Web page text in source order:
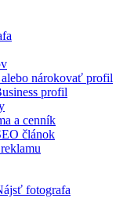
nárokovať profil
profil
a cenník
článok
fotografa